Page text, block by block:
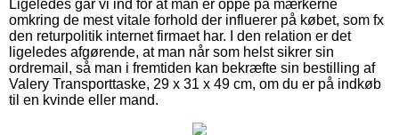
Ligeledes går vi ind for at man er oppe på mærkerne
omkring de mest vitale forhold der influerer på købet, som fx
den returpolitik internet firmaet har. I den relation er det
ligeledes afgørende, at man når som helst sikrer sin
ordremail, så man i fremtiden kan bekræfte sin bestilling af
Valery Transporttaske, 29 x 31 x 49 cm, om du er på indkøb
til en kvinde eller mand.